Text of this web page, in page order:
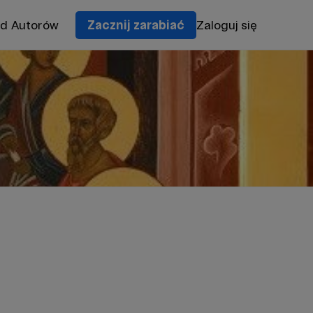
Autorów Zacznij zarabiać Zaloguj się